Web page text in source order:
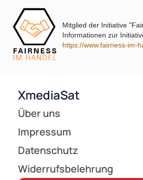
Mitglied der Initiative
Informationen zur
https://www.fairness-im-
AGB
Kontakt
Service
Preisliste
Versandkosten
Zahlungsarten
Unsere Leistungen